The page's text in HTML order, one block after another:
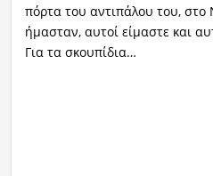
πόρτα του αντιπάλου του, στο
ήμασταν, αυτοί είμαστε και
Για τα σκουπίδια…